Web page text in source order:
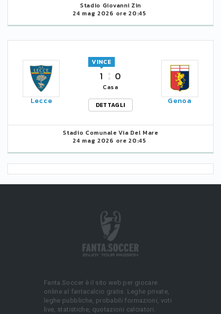
Stadio Giovanni Zin
24 mag 2026 ore 20:45
Lecce
1
VINCE
0
Casa
DETTAGLI
Genoa
Stadio Comunale Via Del Mare
24 mag 2026 ore 20:45
Fanta.Soccer è il sito web per giocare
online al fantacalcio gratis. Leghe private,
leghe pubbliche, probabili formazioni, voti
live, statistiche, quotazioni calciatori.